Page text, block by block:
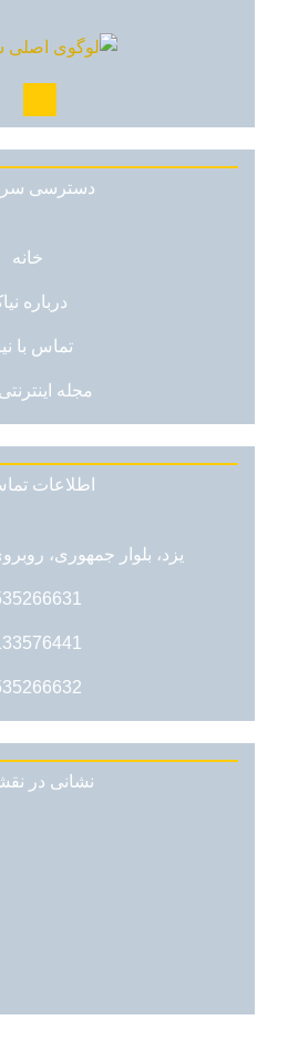
دسترسی
خانه
درباره
تماس با
مجله
اطلاعات
یزد، بلوار جمهوری،
نشانی در